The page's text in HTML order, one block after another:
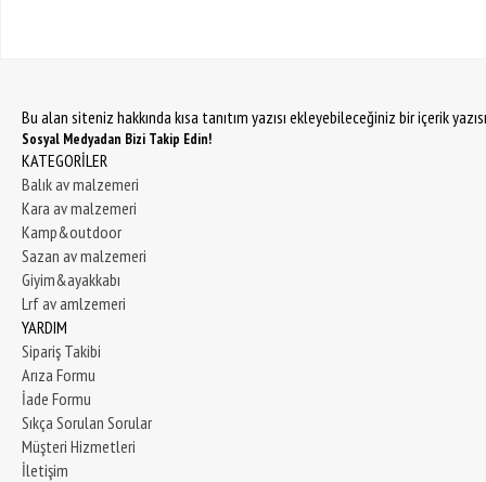
Bu alan siteniz hakkında kısa tanıtım yazısı ekleyebileceğiniz bir içerik
Sosyal Medyadan Bizi Takip Edin!
KATEGORİLER
Balık av malzemeri
Kara av malzemeri
Kamp&outdoor
Sazan av malzemeri
Giyim&ayakkabı
Lrf av amlzemeri
YARDIM
Sipariş Takibi
Arıza Formu
İade Formu
Sıkça Sorulan Sorular
Müşteri Hizmetleri
İletişim